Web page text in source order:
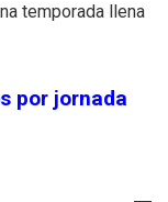
temporada llena
por jornada